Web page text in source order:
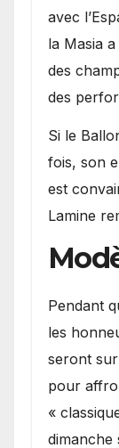
avec
la Masia
des
des
Si le
fois, son
est
Lamine
Pendant
les
seront
pour
«
dimanche